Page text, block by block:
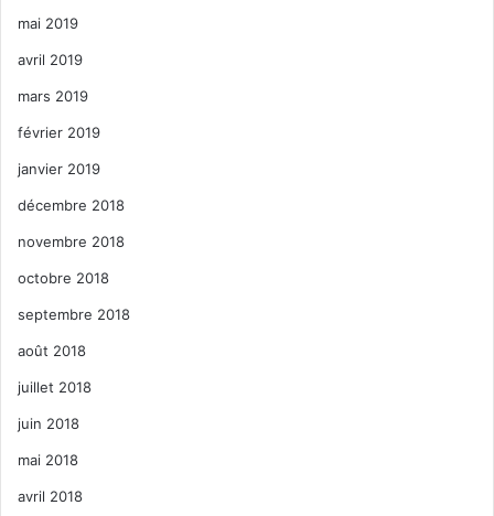
mai 2019
avril 2019
mars 2019
février 2019
janvier 2019
décembre 2018
novembre 2018
octobre 2018
septembre 2018
août 2018
juillet 2018
juin 2018
mai 2018
avril 2018